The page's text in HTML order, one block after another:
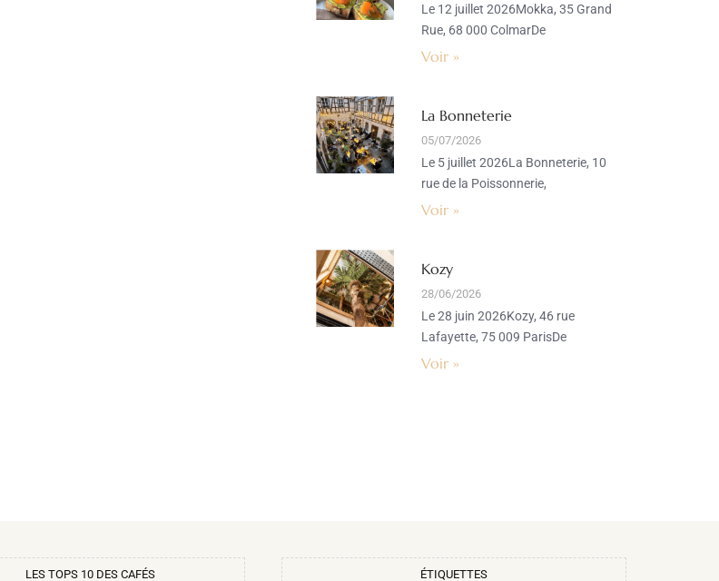
Le 12 juillet 2026Mokka, 35 Grand
Rue, 68 000 ColmarDe
Voir »
La Bonneterie
05/07/2026
Le 5 juillet 2026La Bonneterie, 10
rue de la Poissonnerie,
Voir »
Kozy
28/06/2026
Le 28 juin 2026Kozy, 46 rue
Lafayette, 75 009 ParisDe
Voir »
LES TOPS 10 DES CAFÉS ÉTIQUETTES